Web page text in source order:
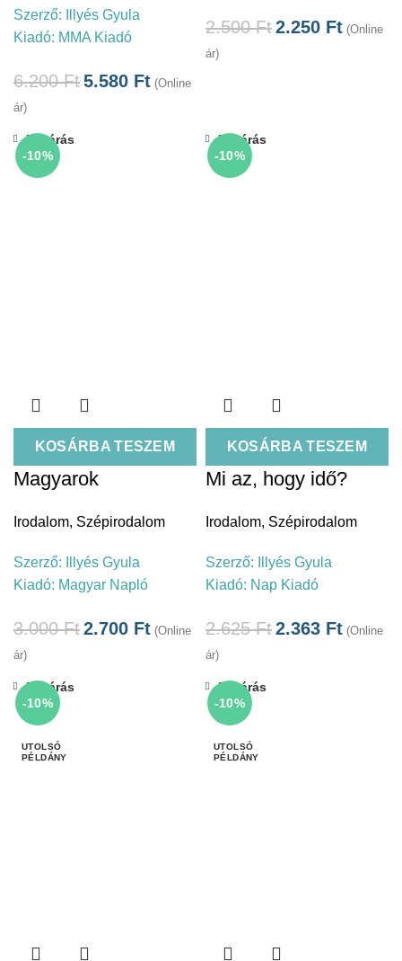
Szerző:
Illyés Gyula
Kiadó: MMA Kiadó
6.200Ft5.580 Ft (Online
ár)
2.500Ft2.250 Ft (Online
ár)
-10%
KOSÁRBA TESZEM
Bezárás
Magyarok
Irodalom, Szépirodalom
Szerző:
Illyés Gyula
Kiadó: Magyar Napló
3.000Ft2.700 Ft (Online
ár)
-10%
KOSÁRBA TESZEM
Bezárás
Mi az, hogy idő?
Irodalom, Szépirodalom
Szerző:
Illyés Gyula
Kiadó: Nap Kiadó
2.625Ft2.363 Ft (Online
ár)
-10%
Bezárás
-10%
Bezárás